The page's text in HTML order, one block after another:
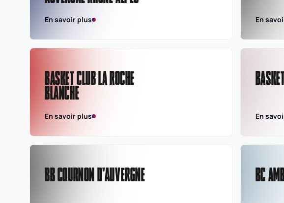
En savoir plus En
BASKET CLUB LA ROCHE
BLANCHE
En savoir plus En
BB COURNON D'AUVERGNE BC